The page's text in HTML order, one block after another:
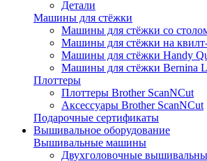
Детали
Машины для стёжки
Машины для стёжки со
Машины для стёжки на
Машины для стёжки Handy
Машины для стёжки Bernina
Плоттеры
Плоттеры Brother ScanNCut
Аксессуары Brother ScanNCut
Подарочные сертификаты
Вышивальное оборудование
Вышивальные машины
Двухголовочные